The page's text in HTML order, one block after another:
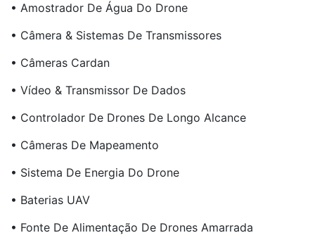
• Amostrador De Água Do Drone
• Câmera & Sistemas De Transmissores
• Câmeras Cardan
• Vídeo & Transmissor De Dados
• Controlador De Drones De Longo Alcance
• Câmeras De Mapeamento
• Sistema De Energia Do Drone
• Baterias UAV
• Fonte De Alimentação De Drones Amarrada